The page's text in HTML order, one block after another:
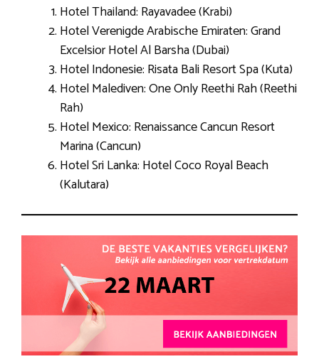
Hotel Thailand: Rayavadee (Krabi)
Hotel Verenigde Arabische Emiraten: Grand
Excelsior Hotel Al Barsha (Dubai)
Hotel Indonesie: Risata Bali Resort Spa (Kuta)
Hotel Malediven: One Only Reethi Rah (Reethi
Rah)
Hotel Mexico: Renaissance Cancun Resort
Marina (Cancun)
Hotel Sri Lanka: Hotel Coco Royal Beach
(Kalutara)